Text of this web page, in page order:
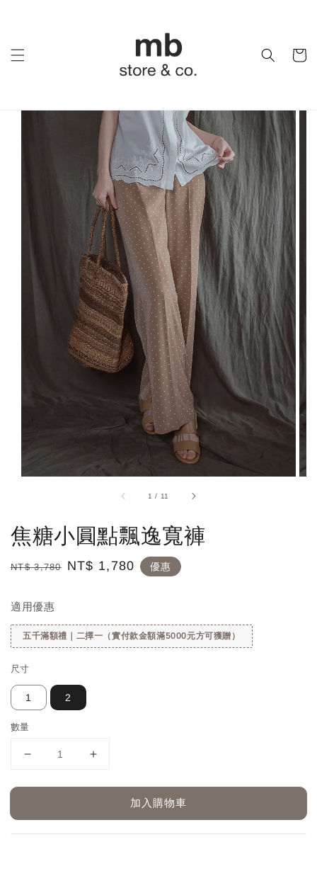
1 / 11
焦糖小圓點飄逸寬褲
Regular
NT$ 3,780
Sale
NT$ 1,780 優惠
適用優惠
五千滿額禮｜二擇一（實付款金額滿5000元方可獲贈）
尺寸
1 2
數量
加入購物車